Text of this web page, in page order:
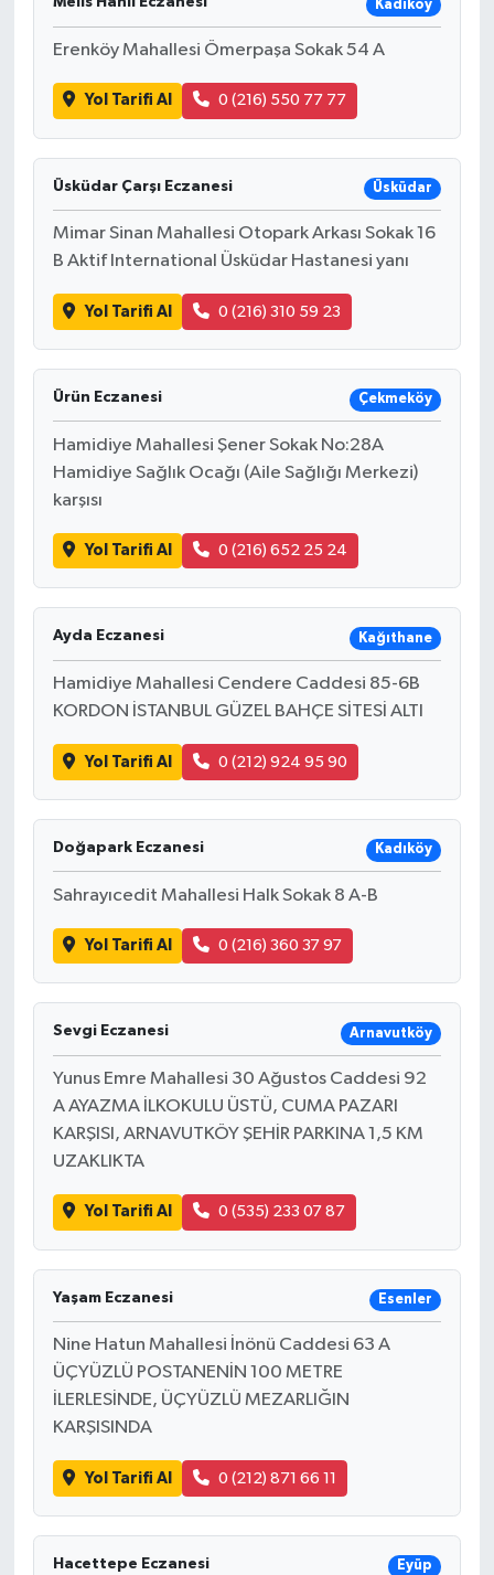
Kadıköy
Erenköy Mahallesi Ömerpaşa Sokak 54 A
Yol Tarifi Al 0 (216) 550 77 77
Üsküdar Çarşı Eczanesi Üsküdar
Mimar Sinan Mahallesi Otopark Arkası Sokak 16
B Aktif International Üsküdar Hastanesi yanı
Yol Tarifi Al 0 (216) 310 59 23
Ürün Eczanesi Çekmeköy
Hamidiye Mahallesi Şener Sokak No:28A
Hamidiye Sağlık Ocağı (Aile Sağlığı Merkezi)
karşısı
Yol Tarifi Al 0 (216) 652 25 24
Ayda Eczanesi Kağıthane
Hamidiye Mahallesi Cendere Caddesi 85-6B
KORDON İSTANBUL GÜZEL BAHÇE SİTESİ ALTI
Yol Tarifi Al 0 (212) 924 95 90
Doğapark Eczanesi Kadıköy
Sahrayıcedit Mahallesi Halk Sokak 8 A-B
Yol Tarifi Al 0 (216) 360 37 97
Sevgi Eczanesi Arnavutköy
Yunus Emre Mahallesi 30 Ağustos Caddesi 92
A AYAZMA İLKOKULU ÜSTÜ, CUMA PAZARI
KARŞISI, ARNAVUTKÖY ŞEHİR PARKINA 1,5 KM
UZAKLIKTA
Yol Tarifi Al 0 (535) 233 07 87
Yaşam Eczanesi Esenler
Nine Hatun Mahallesi İnönü Caddesi 63 A
ÜÇYÜZLÜ POSTANENİN 100 METRE
İLERLESİNDE, ÜÇYÜZLÜ MEZARLIĞIN
KARŞISINDA
Yol Tarifi Al 0 (212) 871 66 11
Hacettepe Eczanesi Eyüp